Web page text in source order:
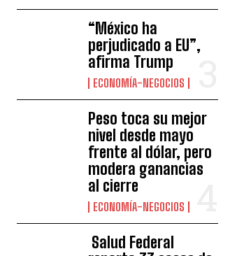
“México ha
perjudicado a EU”,
afirma Trump
ECONOMÍA-NEGOCIOS
Peso toca su mejor
nivel desde mayo
frente al dólar, pero
modera ganancias
al cierre
ECONOMÍA-NEGOCIOS
Salud Federal